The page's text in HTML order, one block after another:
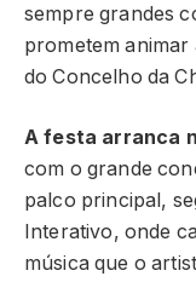
sempre grandes
prometem animar
do Concelho da
A festa arranca
com o grande
palco principal,
Interativo, onde
música que o